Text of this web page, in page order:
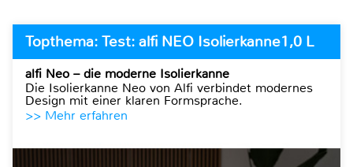
Topthema: Test: alfi NEO Isolierkanne1,0 L
alfi Neo – die moderne Isolierkanne
Die Isolierkanne Neo von Alfi verbindet modernes
Design mit einer klaren Formsprache.
>> Mehr erfahren